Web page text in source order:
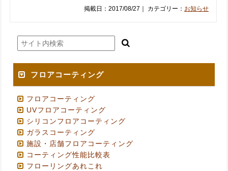
掲載日：2017/08/27｜ カテゴリー： お知らせ
フロアコーティング
フロアコーティング
UVフロアコーティング
シリコンフロアコーティング
ガラスコーティング
施設・店舗フロアコーティング
コーティング性能比較表
フローリングあれこれ